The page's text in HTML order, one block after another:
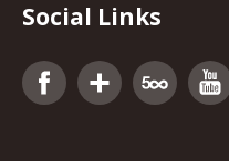
Social Links
FacebookGoogle+500px